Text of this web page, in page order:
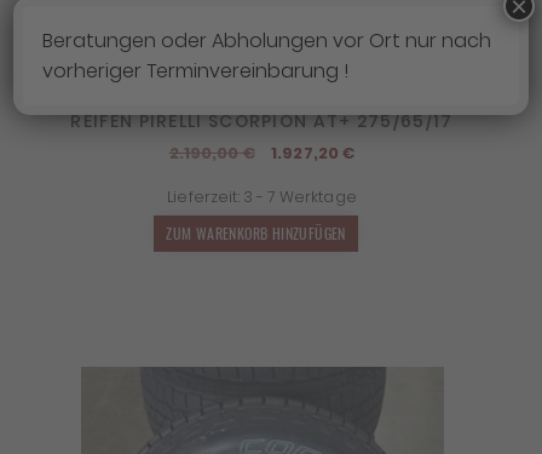
REIFEN PIRELLI SCORPION AT+ 275/65/17
2.190,00€
Ursprünglicher
war:
2.190,00 €
1.927,20€Aktueller
ist:
Lieferzeit: 3 - 7 Werktage
ZUM WARENKORB HINZUFÜGEN
Beratungen oder Abholungen vor Ort nur nach
vorheriger Terminvereinbarung !
×